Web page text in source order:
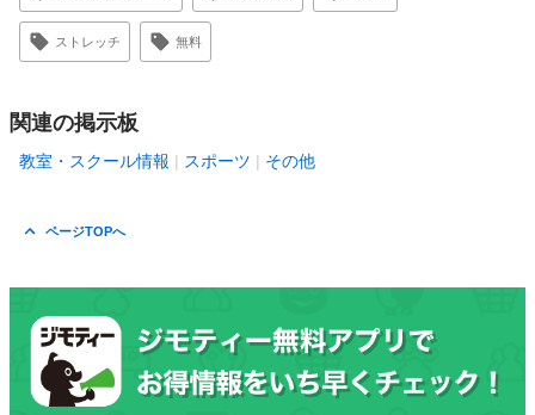
ストレッチ 無料
関連の掲示板
教室・スクール情報 スポーツ その他
ページTOPへ